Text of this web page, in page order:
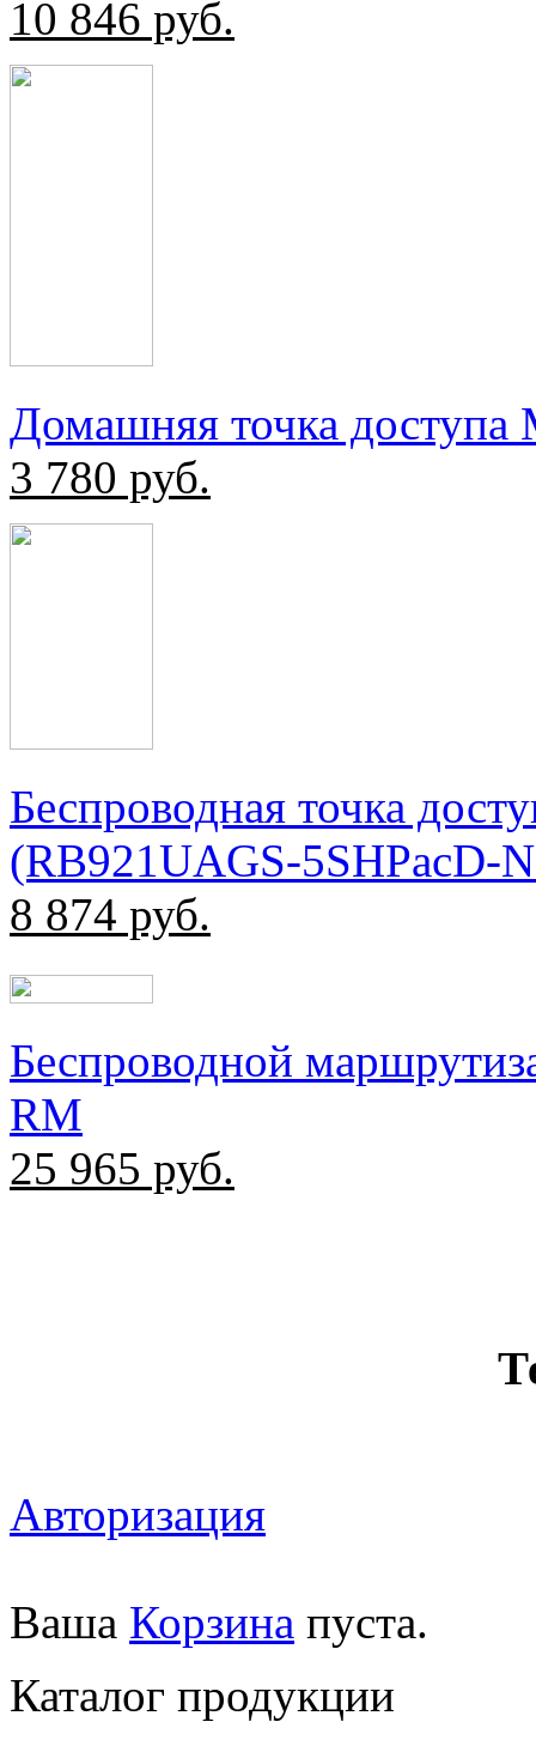
10 846 руб.
Домашняя точка
3 780 руб.
Беспроводная точка
(RB921UAGS-5SHPacD-
8 874 руб.
Беспроводной
RM
25 965 руб.
Авторизация
Ваша Корзина пуста.
Каталог продукции